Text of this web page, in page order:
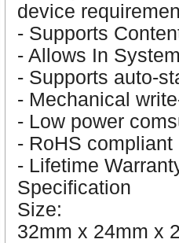
device
- Supports
- Allows In
- Supports auto-
- Mechanical
- Low power
- RoHS compliant
- Lifetime
Specification
Size:
32mm x 24mm x